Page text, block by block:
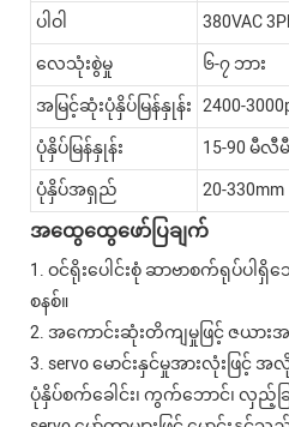
ပါဝါ
380VAC
လေသုံးစွဲမှု
၆-၇ ဘား
အမြင့်ဆုံးပုံနှိပ်မြန်နှုန်း 2400-
ပုံနှိပ်မြန်နှုန်း
15-90 မီလီ
ပုံနှိပ်အရှည်
20-330mm
အထွေထွေဖော်ပြချက်
1. ဝင်ရိုးပေါင်းစုံ ဆာဗာစက်ရုပ်
စနစ်။
2. အကောင်းဆုံးတိကျမှုဖြင့် ဇယား
3. servo မောင်းနှင်မှုအားလုံးဖြင့်
ပုံနှိပ်စက်ခေါင်း၊ ကွက်ဘောင်၊ လှည့်ခ